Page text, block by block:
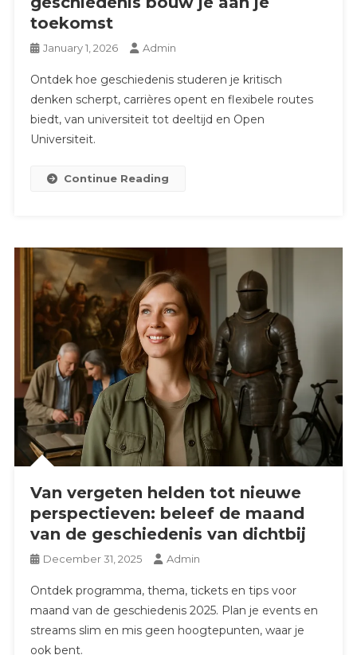
toekomst
January 1, 2026 Admin
Ontdek hoe geschiedenis studeren je kritisch
denken scherpt, carrières opent en flexibele routes
biedt, van universiteit tot deeltijd en Open
Universiteit.
Continue Reading
Van vergeten helden tot nieuwe
perspectieven: beleef de maand
van de geschiedenis van dichtbij
December 31, 2025 Admin
Ontdek programma, thema, tickets en tips voor
maand van de geschiedenis 2025. Plan je events en
streams slim en mis geen hoogtepunten, waar je
ook bent.